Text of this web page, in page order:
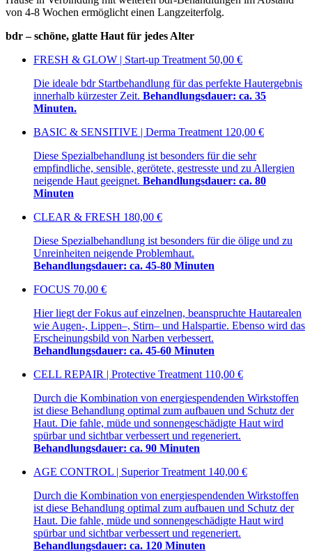
von 4-8 Wochen ermöglicht einen Langzeiterfolg.
bdr – schöne, glatte Haut für jedes Alter
FRESH & GLOW | Start-up Treatment 50,00 €
Die ideale bdr Startbehandlung für das perfekte Hautergebnis
innerhalb kürzester Zeit. Behandlungsdauer: ca. 35
Minuten.
BASIC & SENSITIVE | Derma Treatment 120,00 €
Diese Spezialbehandlung ist besonders für die sehr
empfindliche, sensible, gerötete, gestresste und zu Allergien
neigende Haut geeignet. Behandlungsdauer: ca. 80
Minuten
CLEAR & FRESH 180,00 €
Diese Spezialbehandlung ist besonders für die ölige und zu
Unreinheiten neigende Problemhaut.
Behandlungsdauer: ca. 45-80 Minuten
FOCUS 70,00 €
Hier liegt der Fokus auf einzelnen, beanspruchte Hautarealen
wie Augen-, Lippen–, Stirn– und Halspartie. Ebenso wird das
Erscheinungsbild von Narben verbessert.
Behandlungsdauer: ca. 45-60 Minuten
CELL REPAIR | Protective Treatment 110,00 €
Durch die Kombination von energiespendenden Wirkstoffen
ist diese Behandlung optimal zum aufbauen und Schutz der
Haut. Die fahle, müde und sonnengeschädigte Haut wird
spürbar und sichtbar verbessert und regeneriert.
Behandlungsdauer: ca. 90 Minuten
AGE CONTROL | Superior Treatment 140,00 €
Durch die Kombination von energiespendenden Wirkstoffen
ist diese Behandlung optimal zum aufbauen und Schutz der
Haut. Die fahle, müde und sonnengeschädigte Haut wird
spürbar und sichtbar verbessert und regeneriert.
Behandlungsdauer: ca. 120 Minuten